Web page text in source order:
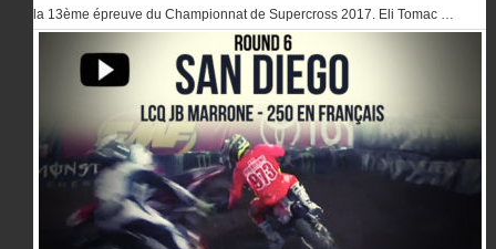
la 13ème épreuve du Championnat de Supercross 2017. Eli Tomac …